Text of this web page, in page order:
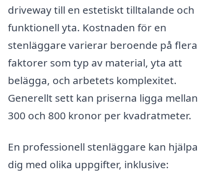
driveway till en estetiskt tilltalande och
funktionell yta. Kostnaden för en
stenläggare varierar beroende på flera
faktorer som typ av material, yta att
belägga, och arbetets komplexitet.
Generellt sett kan priserna ligga mellan
300 och 800 kronor per kvadratmeter.
En professionell stenläggare kan hjälpa
dig med olika uppgifter, inklusive: